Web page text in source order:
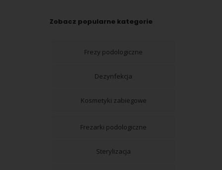
Zobacz popularne kategorie
Frezy podologiczne
Dezynfekcja
Kosmetyki zabiegowe
Frezarki podologiczne
Sterylizacja